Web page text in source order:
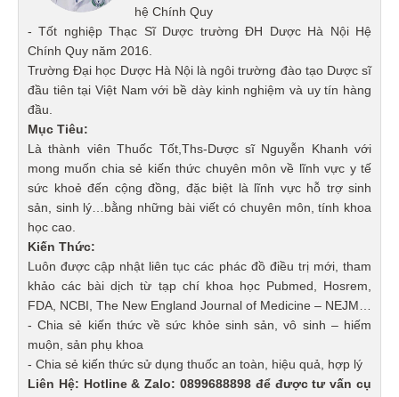
hệ Chính Quy
- Tốt nghiệp Thạc Sĩ Dược trường ĐH Dược Hà Nội Hệ
Chính Quy năm 2016.
Trường Đại học Dược Hà Nội là ngôi trường đào tạo Dược sĩ
đầu tiên tại Việt Nam với bề dày kinh nghiệm và uy tín hàng
đầu.
Mục Tiêu:
Là thành viên Thuốc Tốt,Ths-Dược sĩ Nguyễn Khanh với
mong muốn chia sẻ kiến thức chuyên môn về lĩnh vực y tế
sức khoẻ đến cộng đồng, đặc biệt là lĩnh vực hỗ trợ sinh
sản, sinh lý…bằng những bài viết có chuyên môn, tính khoa
học cao.
Kiến Thức:
Luôn được cập nhật liên tục các phác đồ điều trị mới, tham
khảo các bài dịch từ tạp chí khoa học Pubmed, Hosrem,
FDA, NCBI, The New England Journal of Medicine – NEJM…
- Chia sẻ kiến thức về sức khỏe sinh sản, vô sinh – hiếm
muộn, sản phụ khoa
- Chia sẻ kiến thức sử dụng thuốc an toàn, hiệu quả, hợp lý
Liên Hệ: Hotline & Zalo: 0899688898 để được tư vấn cụ